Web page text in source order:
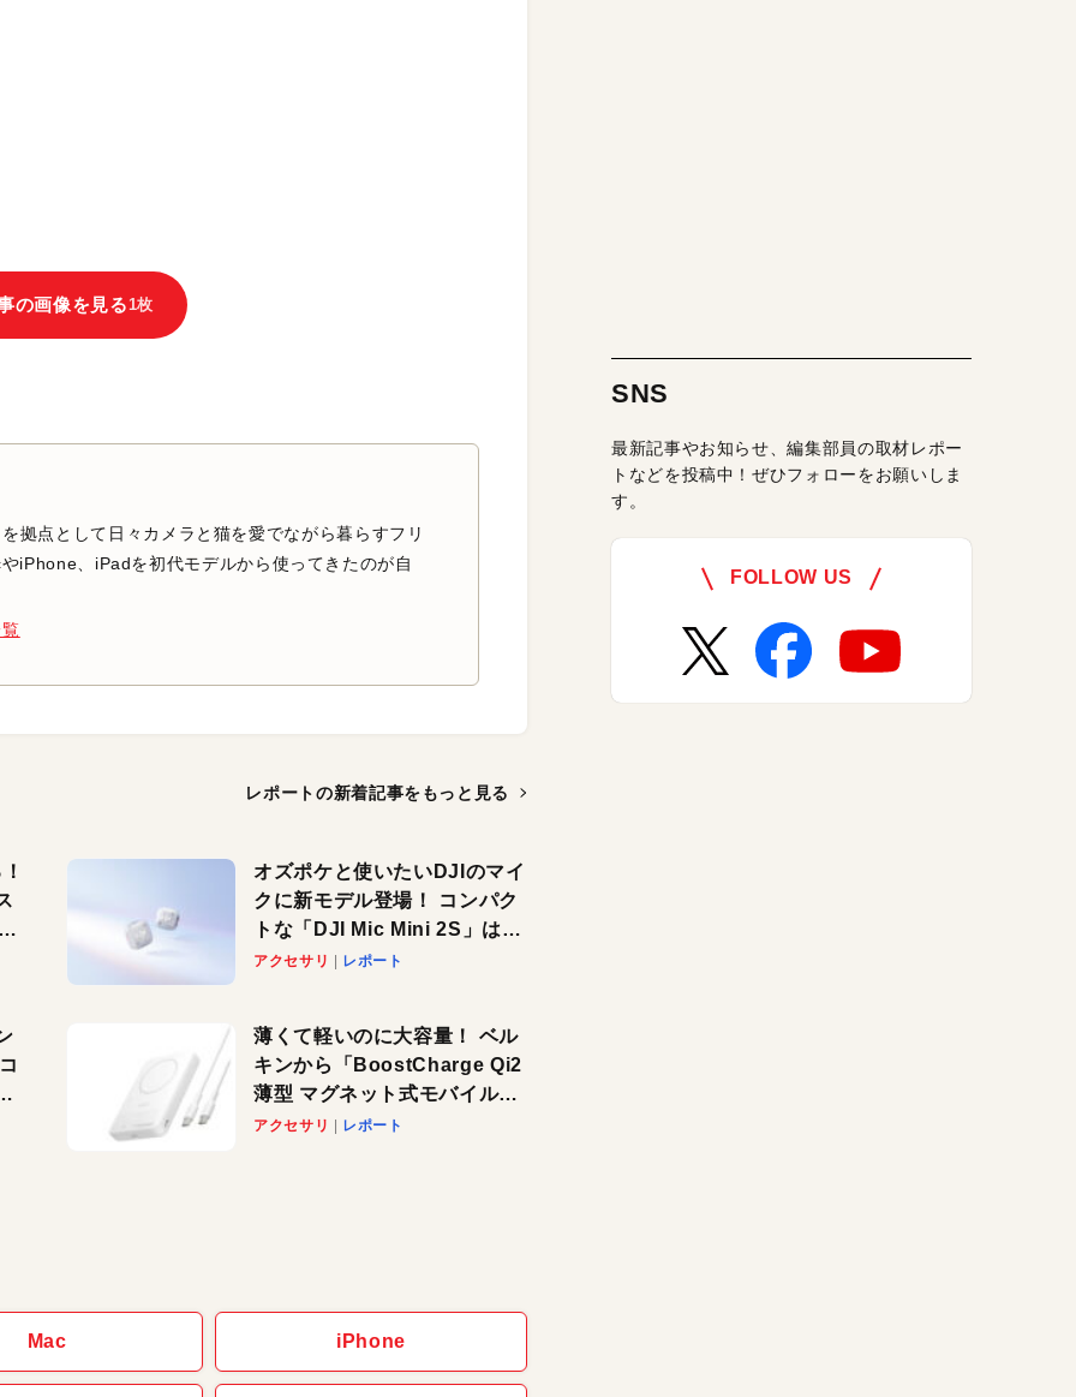
の画像を見る 1枚
拠点として日々カメラと猫を愛でながら暮らすフリ
iPhone、iPadを初代モデルから使ってきたのが自
レポートの新着記事をもっと見る
オズポケと使いたいDJIのマイ
クに新モデル登場！ コンパク
トな「DJI Mic Mini 2S」はAI
ノイキャンも搭載。屋外でも
アクセサリ レポート
薄くて軽いのに大容量！ ベル
キンから「BoostCharge Qi2
薄型 マグネット式モバイルバ
ッテリー スタンド付き
アクセサリ レポート
Mac iPhone
SNS
最新記事やお知らせ、編集部員の取材レポー
トなどを投稿中！ぜひフォローをお願いしま
す。
FOLLOW US